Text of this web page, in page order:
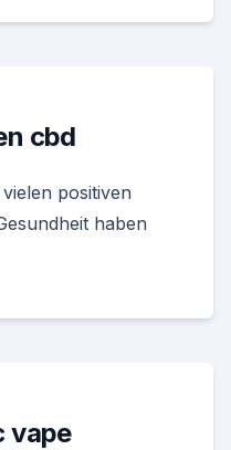
cbd
positiven
haben
vape